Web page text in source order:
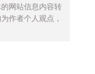
网站信息内容转
作者个人观点，